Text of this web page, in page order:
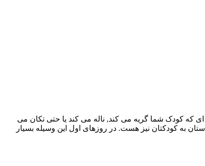
ای که کودک شما گریه می کند, ناله می کند یا حتی تکان می
به کودکتان نیز هست. در روزهای اول این وسیله بسیار